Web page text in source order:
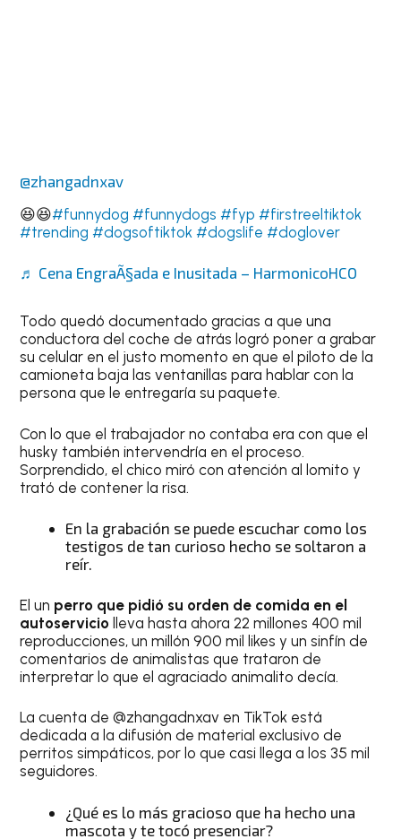
@zhangadnxav
😆😆#funnydog #funnydogs #fyp #firstreeltiktok
#trending #dogsoftiktok #dogslife #doglover
♬ Cena EngraÃ§ada e Inusitada – HarmonicoHCO
Todo quedó documentado gracias a que una
conductora del coche de atrás logró poner a grabar
su celular en el justo momento en que el piloto de la
camioneta baja las ventanillas para hablar con la
persona que le entregaría su paquete.
Con lo que el trabajador no contaba era con que el
husky también intervendría en el proceso.
Sorprendido, el chico miró con atención al lomito y
trató de contener la risa.
En la grabación se puede escuchar como los
testigos de tan curioso hecho se soltaron a
reír.
El un perro que pidió su orden de comida en el
autoservicio lleva hasta ahora 22 millones 400 mil
reproducciones, un millón 900 mil likes y un sinfín de
comentarios de animalistas que trataron de
interpretar lo que el agraciado animalito decía.
La cuenta de @zhangadnxav en TikTok está
dedicada a la difusión de material exclusivo de
perritos simpáticos, por lo que casi llega a los 35 mil
seguidores.
¿Qué es lo más gracioso que ha hecho una
mascota y te tocó presenciar?